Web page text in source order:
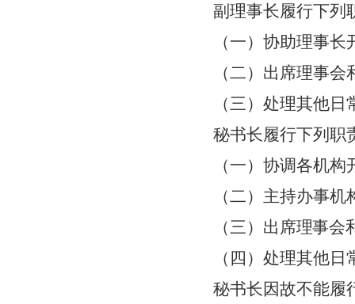
副理事长履行下列
（一）协助理事
（二）出席理事
（三）处理其他日
秘书长履行下列职
（一）协调各机
（二）主持办事
（三）出 席理事会
（四）处理其他日
秘书长因故不能履